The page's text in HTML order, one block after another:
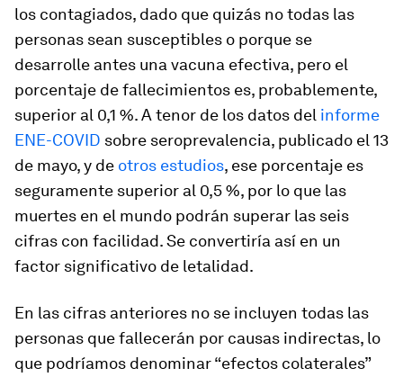
los contagiados, dado que quizás no todas las
personas sean susceptibles o porque se
desarrolle antes una vacuna efectiva, pero el
porcentaje de fallecimientos es, probablemente,
superior al 0,1 %. A tenor de los datos del informe
ENE-COVID sobre seroprevalencia, publicado el 13
de mayo, y de otros estudios, ese porcentaje es
seguramente superior al 0,5 %, por lo que las
muertes en el mundo podrán superar las seis
cifras con facilidad. Se convertiría así en un
factor significativo de letalidad.
En las cifras anteriores no se incluyen todas las
personas que fallecerán por causas indirectas, lo
que podríamos denominar “efectos colaterales”